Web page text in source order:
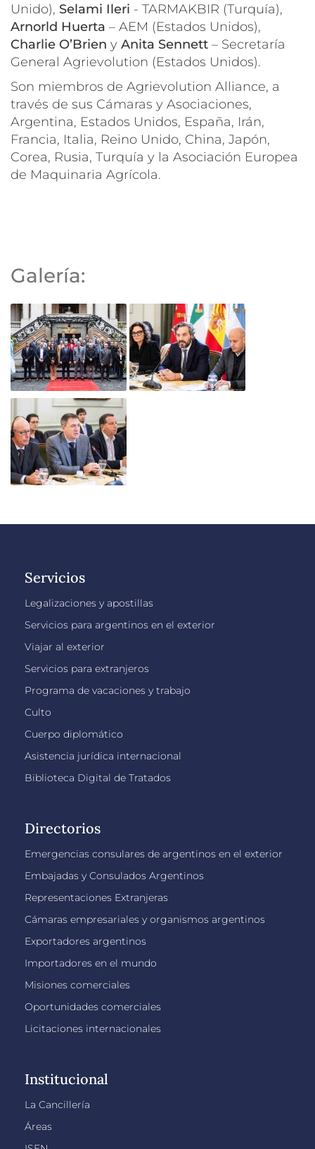
Unido), Selami Ileri - TARMAKBIR (Turquía),
Arnorld Huerta – AEM (Estados Unidos),
Charlie O’Brien y Anita Sennett – Secretaría
General Agrievolution (Estados Unidos).
Son miembros de Agrievolution Alliance, a
través de sus Cámaras y Asociaciones,
Argentina, Estados Unidos, España, Irán,
Francia, Italia, Reino Unido, China, Japón,
Corea, Rusia, Turquía y la Asociación Europea
de Maquinaria Agrícola.
Galería:
Servicios
Legalizaciones y apostillas
Servicios para argentinos en el exterior
Viajar al exterior
Servicios para extranjeros
Programa de vacaciones y trabajo
Culto
Cuerpo diplomático
Asistencia jurídica internacional
Biblioteca Digital de Tratados
Directorios
Emergencias consulares de argentinos en el exterior
Embajadas y Consulados Argentinos
Representaciones Extranjeras
Cámaras empresariales y organismos argentinos
Exportadores argentinos
Importadores en el mundo
Misiones comerciales
Oportunidades comerciales
Licitaciones internacionales
Institucional
La Cancillería
Áreas